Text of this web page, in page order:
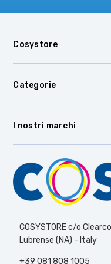
Cosystore
Categorie
I nostri marchi
COSYSTORE c/o
Lubrense (NA) - Italy
+39 081 808 1005